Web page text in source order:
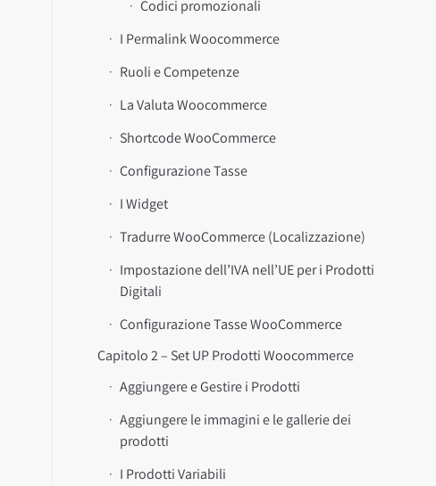
Codici promozionali
I Permalink Woocommerce
Ruoli e Competenze
La Valuta Woocommerce
Shortcode WooCommerce
Configurazione Tasse
I Widget
Tradurre WooCommerce (Localizzazione)
Impostazione dell’IVA nell’UE per i Prodotti
Digitali
Configurazione Tasse WooCommerce
Capitolo 2 – Set UP Prodotti Woocommerce
Aggiungere e Gestire i Prodotti
Aggiungere le immagini e le gallerie dei
prodotti
I Prodotti Variabili